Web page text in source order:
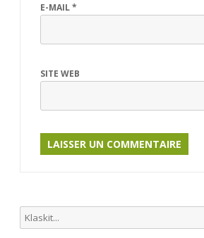
E-MAIL*
SITE WEB
Search
for: